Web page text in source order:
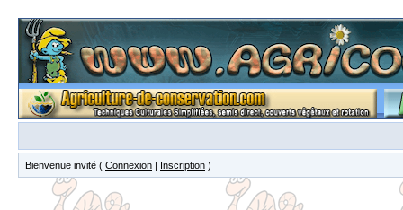
Bienvenue invité ( Connexion | Inscription )